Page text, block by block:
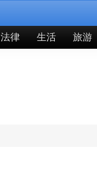
法律 生活 旅游